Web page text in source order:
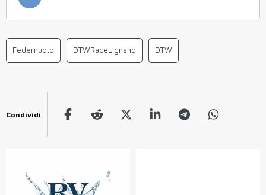
Federnuoto DTWRaceLignano DTW
Condividi